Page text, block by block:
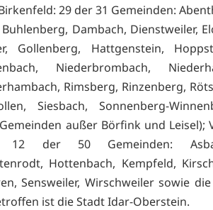
29 der 31 Gemeinden:
Dambach, Dienstweiler,
Gollenberg, Hattgenstein,
Niederbrombach,
Rimsberg, Rinzenberg,
Siesbach, Sonnenberg-
außer Börfink und Leisel);
12 der 50 Gemeinden:
Hottenbach, Kempfeld,
Sensweiler, Wirschweiler sowie
ist die Stadt Idar-Oberstein.